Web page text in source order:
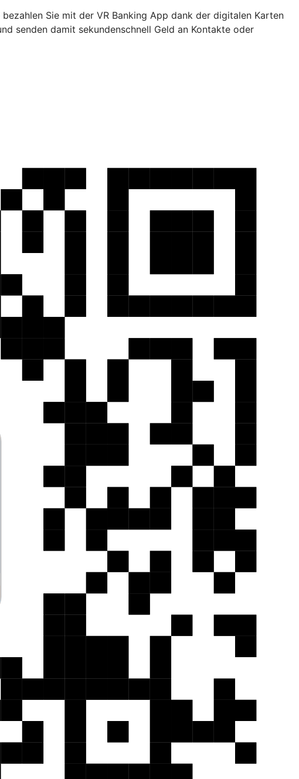
Sie mit der VR Banking App dank der digitalen Karten
senden damit sekundenschnell Geld an Kontakte oder